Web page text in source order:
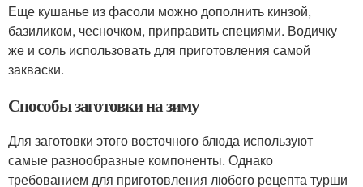
Еще кушанье из фасоли можно дополнить кинзой,
базиликом, чесночком, приправить специями. Водичку
же и соль использовать для приготовления самой
закваски.
Способы заготовки на зиму
Для заготовки этого восточного блюда используют
самые разнообразные компоненты. Однако
требованием для приготовления любого рецепта турши